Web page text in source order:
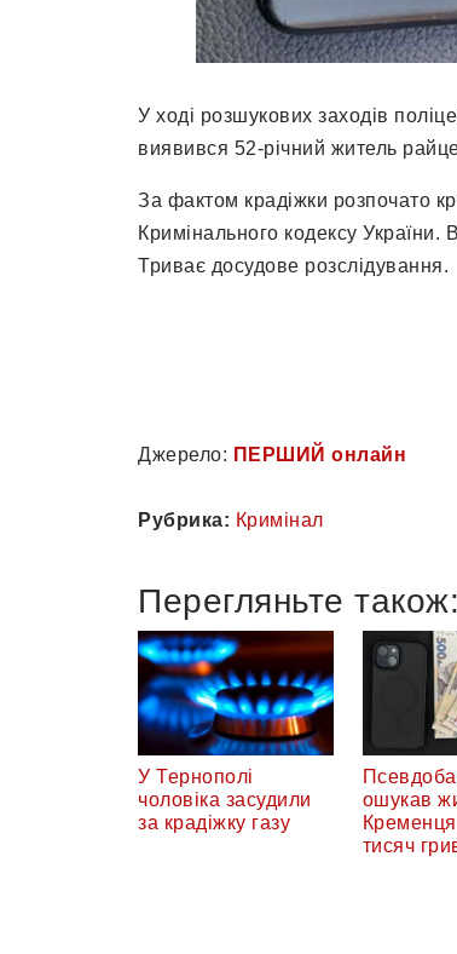
У ході розшукових заходів
виявився 52-річний житель
За фактом крадіжки розпочато
Кримінального кодексу
Триває досудове розслідування.
Джерело: ПЕРШИЙ онлайн
Рубрика: Кримінал
Перегляньте також:
У Тернополі
чоловіка засудили
за крадіжку газу
ошукав
тисяч